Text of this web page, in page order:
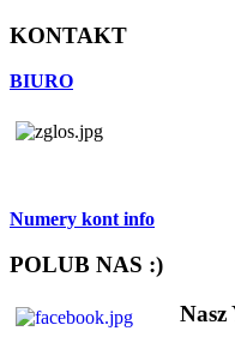
KONTAKT
BIURO
Numery kont info
POLUB NAS :)
Nasz